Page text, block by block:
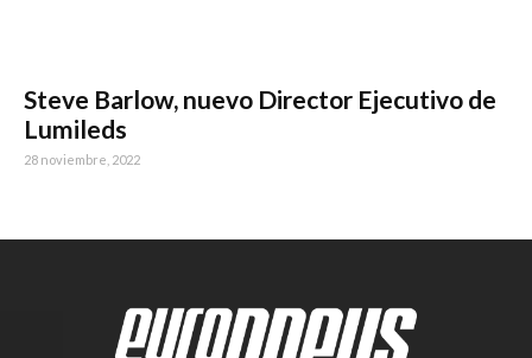
Steve Barlow, nuevo Director Ejecutivo de
Lumileds
28 noviembre, 2022